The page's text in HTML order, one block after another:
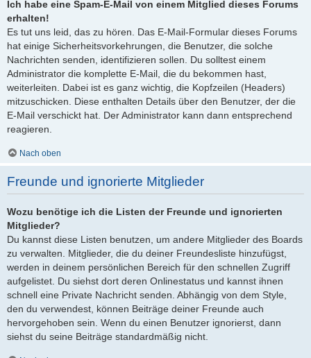
Ich habe eine Spam-E-Mail von einem Mitglied dieses Forums
erhalten!
Es tut uns leid, das zu hören. Das E-Mail-Formular dieses Forums
hat einige Sicherheitsvorkehrungen, die Benutzer, die solche
Nachrichten senden, identifizieren sollen. Du solltest einem
Administrator die komplette E-Mail, die du bekommen hast,
weiterleiten. Dabei ist es ganz wichtig, die Kopfzeilen (Headers)
mitzuschicken. Diese enthalten Details über den Benutzer, der die
E-Mail verschickt hat. Der Administrator kann dann entsprechend
reagieren.
Nach oben
Freunde und ignorierte Mitglieder
Wozu benötige ich die Listen der Freunde und ignorierten
Mitglieder?
Du kannst diese Listen benutzen, um andere Mitglieder des Boards
zu verwalten. Mitglieder, die du deiner Freundesliste hinzufügst,
werden in deinem persönlichen Bereich für den schnellen Zugriff
aufgelistet. Du siehst dort deren Onlinestatus und kannst ihnen
schnell eine Private Nachricht senden. Abhängig von dem Style,
den du verwendest, können Beiträge deiner Freunde auch
hervorgehoben sein. Wenn du einen Benutzer ignorierst, dann
siehst du seine Beiträge standardmäßig nicht.